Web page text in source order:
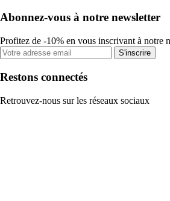
Abonnez-vous à notre newsletter
Profitez de -10% en vous inscrivant à notre
S'inscrire
Restons connectés
Retrouvez-nous sur les réseaux sociaux